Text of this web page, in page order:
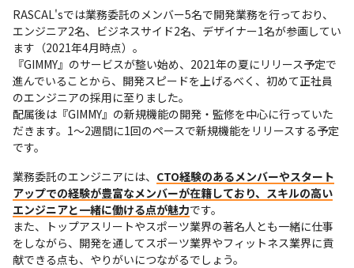
RASCAL'sでは業務委託のメンバー5名で開発業務を行っており、
エンジニア2名、ビジネスサイド2名、デザイナー1名が参画してい
ます（2021年4月時点）。
『GIMMY』のサービスが整い始め、2021年の夏にリリース予定で
進んでいることから、開発スピードを上げるべく、初めて正社員
のエンジニアの採用に至りました。
配属後は『GIMMY』の新規機能の開発・監修を中心に行っていた
だきます。1～2週間に1回のペースで新規機能をリリースする予定
です。
業務委託のエンジニアには、 CTO経験のあるメンバーやスタート
アップでの経験が豊富なメンバーが在籍しており、スキルの高い
エンジニアと一緒に働ける点が魅力です。
また、トップアスリートやスポーツ業界の著名人とも一緒に仕事
をしながら、開発を通してスポーツ業界やフィットネス業界に貢
献できる点も、やりがいにつながるでしょう。